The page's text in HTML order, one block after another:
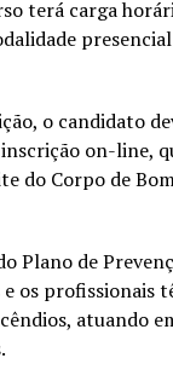
terá carga
o candidato
on-line,
do Corpo de
Plano de
os profissionais
atuando